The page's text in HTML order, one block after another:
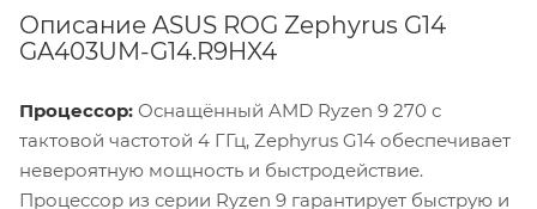
Описание ASUS ROG Zephyrus G14
GA403UM-G14.R9HX4
Процессор: Оснащённый AMD Ryzen 9 270 с
тактовой частотой 4 ГГц, Zephyrus G14 обеспечивает
невероятную мощность и быстродействие.
Процессор из серии Ryzen 9 гарантирует быструю и